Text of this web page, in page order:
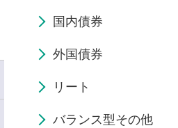
国内債券
外国債券
リート
バランス型その他